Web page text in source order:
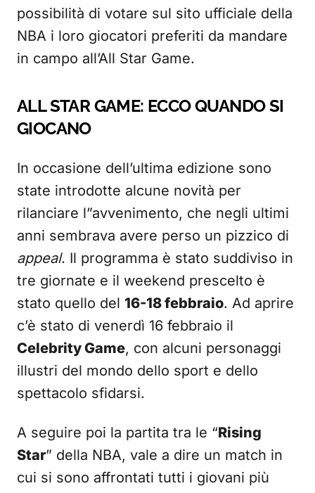
possibilità di votare sul sito ufficiale della
NBA i loro giocatori preferiti da mandare
in campo all’All Star Game.
ALL STAR GAME: ECCO QUANDO SI
GIOCANO
In occasione dell’ultima edizione sono
state introdotte alcune novità per
rilanciare l”avvenimento, che negli ultimi
anni sembrava avere perso un pizzico di
appeal. Il programma è stato suddiviso in
tre giornate e il weekend prescelto è
stato quello del 16-18 febbraio. Ad aprire
c’è stato di venerdì 16 febbraio il
Celebrity Game, con alcuni personaggi
illustri del mondo dello sport e dello
spettacolo sfidarsi.
A seguire poi la partita tra le “Rising
Star” della NBA, vale a dire un match in
cui si sono affrontati tutti i giovani più